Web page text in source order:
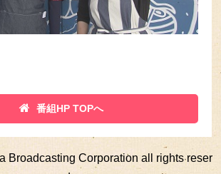
番組HP TOPへ
Broadcasting Corporation all rights reser